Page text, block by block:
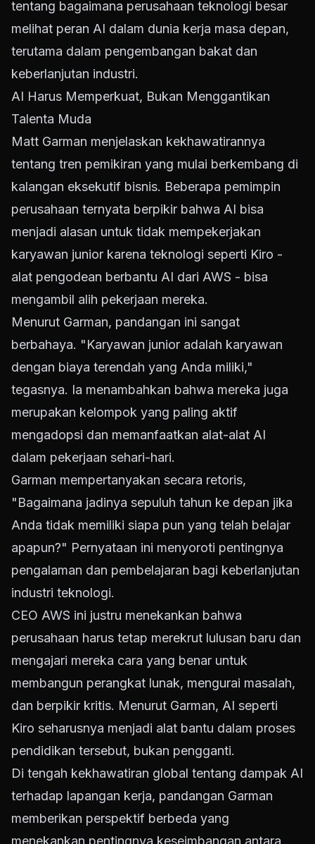
tentang bagaimana perusahaan teknologi besar
melihat peran AI dalam dunia kerja masa depan,
terutama dalam pengembangan bakat dan
keberlanjutan industri.
AI Harus Memperkuat, Bukan Menggantikan
Talenta Muda
Matt Garman menjelaskan kekhawatirannya
tentang tren pemikiran yang mulai berkembang di
kalangan eksekutif bisnis. Beberapa pemimpin
perusahaan ternyata berpikir bahwa AI bisa
menjadi alasan untuk tidak mempekerjakan
karyawan junior karena teknologi seperti Kiro -
alat pengodean berbantu AI dari AWS - bisa
mengambil alih pekerjaan mereka.
Menurut Garman, pandangan ini sangat
berbahaya. "Karyawan junior adalah karyawan
dengan biaya terendah yang Anda miliki,"
tegasnya. Ia menambahkan bahwa mereka juga
merupakan kelompok yang paling aktif
mengadopsi dan memanfaatkan alat-alat AI
dalam pekerjaan sehari-hari.
Garman mempertanyakan secara retoris,
"Bagaimana jadinya sepuluh tahun ke depan jika
Anda tidak memiliki siapa pun yang telah belajar
apapun?" Pernyataan ini menyoroti pentingnya
pengalaman dan pembelajaran bagi keberlanjutan
industri teknologi.
CEO AWS ini justru menekankan bahwa
perusahaan harus tetap merekrut lulusan baru dan
mengajari mereka cara yang benar untuk
membangun perangkat lunak, mengurai masalah,
dan berpikir kritis. Menurut Garman, AI seperti
Kiro seharusnya menjadi alat bantu dalam proses
pendidikan tersebut, bukan pengganti.
Di tengah kekhawatiran global tentang dampak AI
terhadap lapangan kerja, pandangan Garman
memberikan perspektif berbeda yang
menekankan pentingnya keseimbangan antara